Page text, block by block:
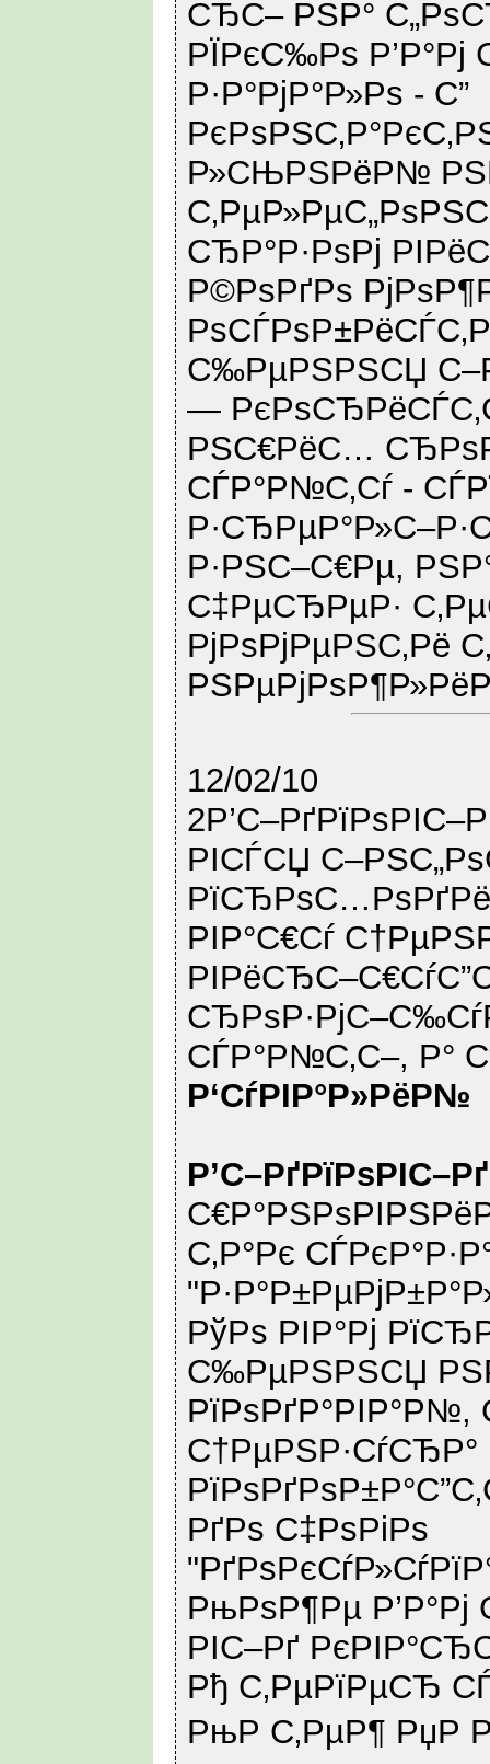
СЂС– РЅР°
РЇРєС‰Рѕ
Р·Р°РјР°Р»Рѕ - С”
Р»СЊРЅРёР№
СЂР°Р·РѕРј
Р©РѕРґРѕ
С‰РµРЅРЅСЏ
—
РЅС€РёС…
СЃР°Р№С‚Сѓ -
Р·РЅС–С€Рµ,
С‡РµСЂРµР·
РјРѕРјРµРЅС‚Рё
12/02/10
РІСЃСЏ
РІР°С€Сѓ
СЃР°Р№С‚С–, Р°
Р‘СѓРІР°Р»РёР№
С‚Р°Рє
РўРѕ РІР°Рј
С‰РµРЅРЅСЏ
РїРѕРґР°РІР°Р№,
РґРѕ С‡РѕРіРѕ
РњРѕР¶Рµ
РІС–Рґ
Рђ С‚РµРїРµСЂ
РњР С‚РµР¶ РџР